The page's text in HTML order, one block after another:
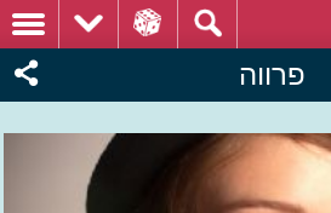
פרווה